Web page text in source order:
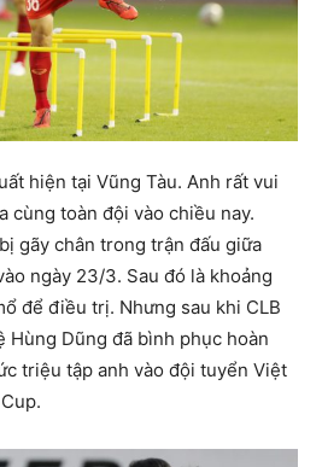
hiện tại Vũng Tàu. Anh rất vui
cùng toàn đội vào chiều nay.
gãy chân trong trận đấu giữa
ngày 23/3. Sau đó là khoảng
để điều trị. Nhưng sau khi CLB
Hùng Dũng đã bình phục hoàn
triệu tập anh vào đội tuyển Việt